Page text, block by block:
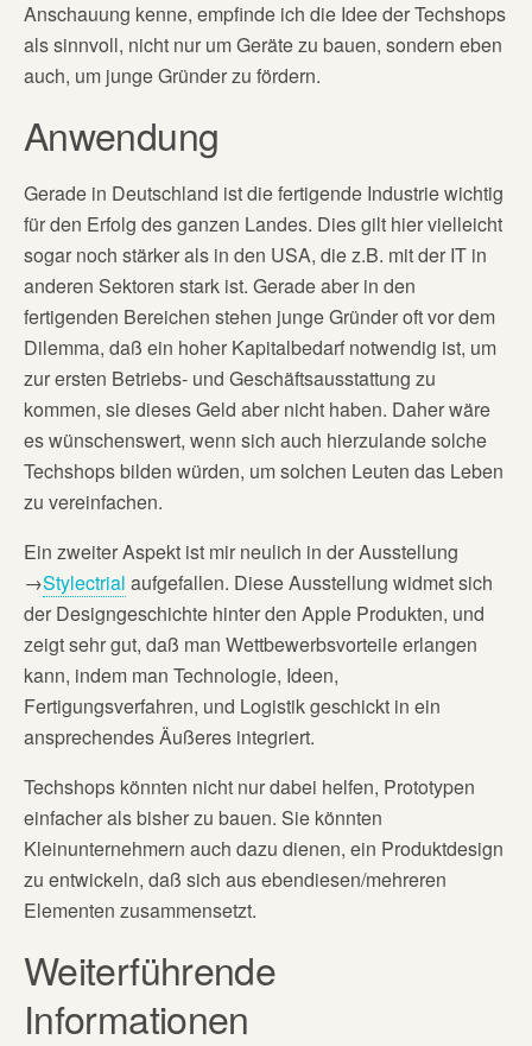
Anschauung kenne, empfinde ich die Idee der Techshops
als sinnvoll, nicht nur um Geräte zu bauen, sondern eben
auch, um junge Gründer zu fördern.
Anwendung
Gerade in Deutschland ist die fertigende Industrie wichtig
für den Erfolg des ganzen Landes. Dies gilt hier vielleicht
sogar noch stärker als in den USA, die z.B. mit der IT in
anderen Sektoren stark ist. Gerade aber in den
fertigenden Bereichen stehen junge Gründer oft vor dem
Dilemma, daß ein hoher Kapitalbedarf notwendig ist, um
zur ersten Betriebs- und Geschäftsausstattung zu
kommen, sie dieses Geld aber nicht haben. Daher wäre
es wünschenswert, wenn sich auch hierzulande solche
Techshops bilden würden, um solchen Leuten das Leben
zu vereinfachen.
Ein zweiter Aspekt ist mir neulich in der Ausstellung
→Stylectrial aufgefallen. Diese Ausstellung widmet sich
der Designgeschichte hinter den Apple Produkten, und
zeigt sehr gut, daß man Wettbewerbsvorteile erlangen
kann, indem man Technologie, Ideen,
Fertigungsverfahren, und Logistik geschickt in ein
ansprechendes Äußeres integriert.
Techshops könnten nicht nur dabei helfen, Prototypen
einfacher als bisher zu bauen. Sie könnten
Kleinunternehmern auch dazu dienen, ein Produktdesign
zu entwickeln, daß sich aus ebendiesen/mehreren
Elementen zusammensetzt.
Weiterführende
Informationen